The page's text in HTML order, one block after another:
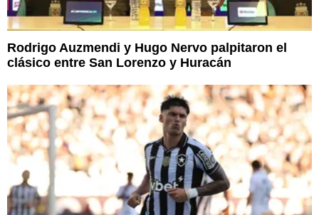
Rodrigo Auzmendi y Hugo Nervo palpitaron el
clásico entre San Lorenzo y Huracán